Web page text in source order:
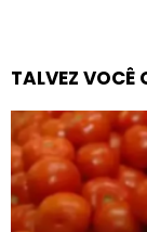
TALVEZ VOCÊ